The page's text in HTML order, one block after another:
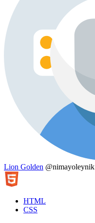
Lion Golden @nimayoleynik
HTML
CSS